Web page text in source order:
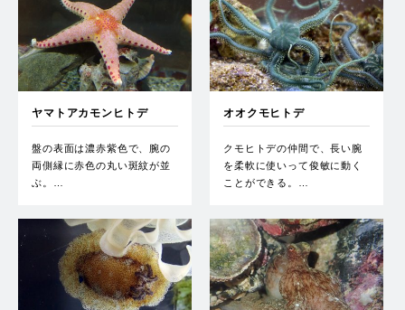
ヤマトアカモンヒトデ
盤の表面は濃赤紫色で、腕の
両側縁に赤色の丸い斑紋が並
ぶ。…
オオクモヒトデ
クモヒトデの仲間で、長い腕
を柔軟に使いって俊敏に動く
ことができる。…